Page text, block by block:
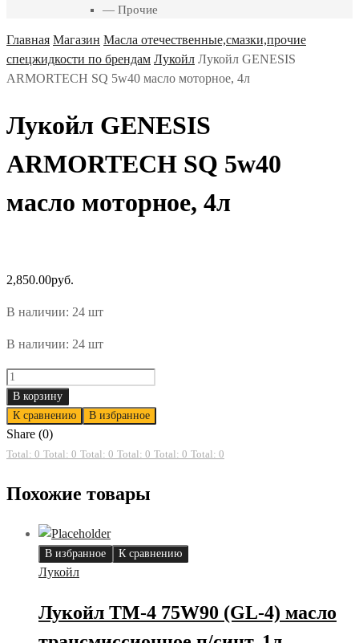
— Прочие
Главная Магазин Масла отечественные,смазки,прочие
спецжидкости по брендам Лукойл Лукойл GENESIS
ARMORTECH SQ 5w40 масло моторное, 4л
Лукойл GENESIS
ARMORTECH SQ 5w40
масло моторное, 4л
2,850.00руб.
В наличии: 24 шт
В наличии: 24 шт
Лукойл
GENESIS
ARMORTECH
SQ
5w40
моторное,
quantity
В корзину
К сравнению
В избранное
Share (0)
Total: 0 Total: 0 Total: 0 Total: 0 Total: 0 Total: 0
Похожие товары
В избранное К сравнению
Лукойл
Лукойл ТМ-4 75W90 (GL-4) масло